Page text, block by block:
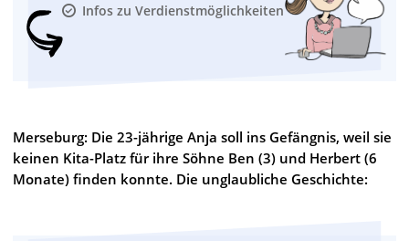
Infos zu Verdienstmöglichkeiten
Merseburg: Die 23-jährige Anja soll ins Gefängnis, weil sie
keinen Kita-Platz für ihre Söhne Ben (3) und Herbert (6
Monate) finden konnte. Die unglaubliche Geschichte: